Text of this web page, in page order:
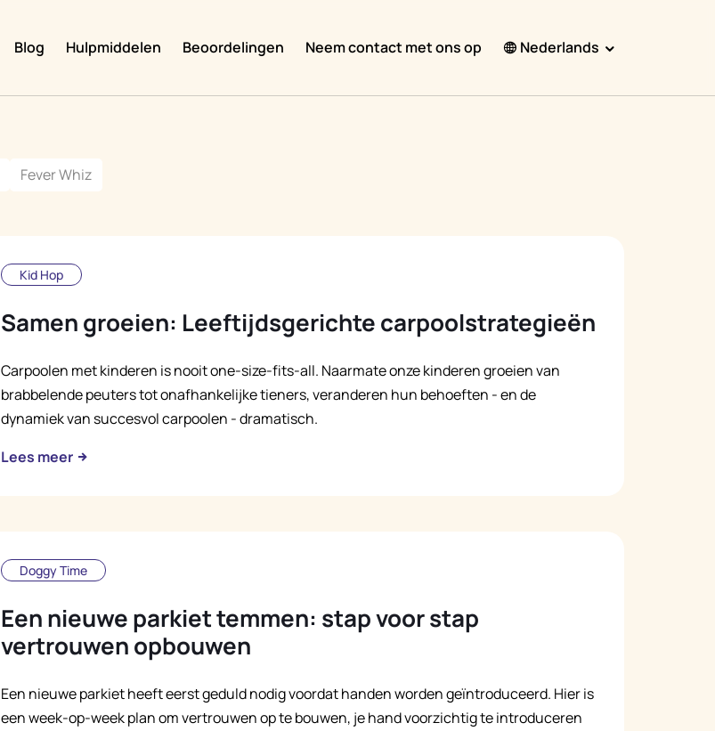
Blog Hulpmiddelen Beoordelingen Neem contact met ons op Nederlands
한국어
日本語
中文
Fever Whiz
Kid Hop
Samen groeien: Leeftijdsgerichte carpoolstrategieën
Carpoolen met kinderen is nooit one-size-fits-all. Naarmate onze kinderen groeien van
brabbelende peuters tot onafhankelijke tieners, veranderen hun behoeften - en de
dynamiek van succesvol carpoolen - dramatisch.
Lees meer
Doggy Time
Een nieuwe parkiet temmen: stap voor stap
vertrouwen opbouwen
Een nieuwe parkiet heeft eerst geduld nodig voordat handen worden geïntroduceerd. Hier is
een week-op-week plan om vertrouwen op te bouwen, je hand voorzichtig te introduceren